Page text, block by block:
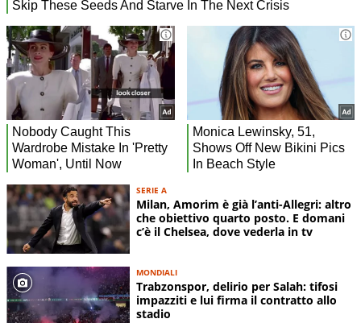
SERIE A
Milan, Amorim è già l’anti-Allegri: altro
che obiettivo quarto posto. E domani
c’è il Chelsea, dove vederla in tv
MONDIALI
Trabzonspor, delirio per Salah: tifosi
impazziti e lui firma il contratto allo
stadio